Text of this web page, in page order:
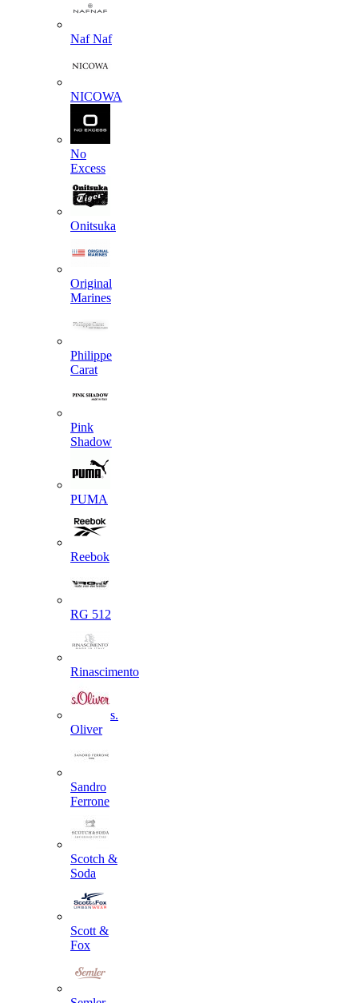
Naf Naf
NICOWA
No
Excess
Onitsuka
Original
Marines
Philippe
Carat
Pink
Shadow
PUMA
Reebok
RG 512
Rinascimento
s.
Oliver
Sandro
Ferrone
Scotch &
Soda
Scott &
Fox